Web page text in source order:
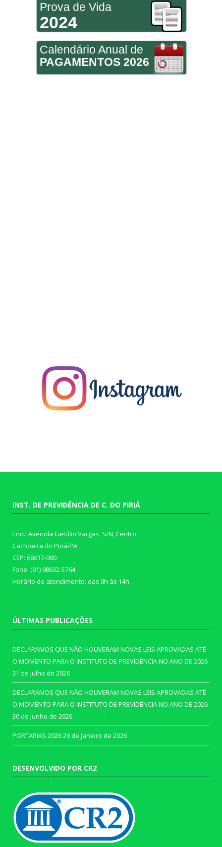
Prova de Vida
2024
Calendário Anual de
PAGAMENTOS 2026
INST. DE PREVIDÊNCIA DE C. DO PIRIÁ
End.: Avenida Getúlio Vargas, S/N, Centro
Cachoeira do Piriá-PA
CEP: 68617-000
Fone: (91) 98632-5764
Horário de atendimento: das 8h às 14h
ÚLTIMAS PUBLICAÇÕES
DECLARAMOS QUE NÃO HOUVERAM NOVAS LEIS APROVADAS ATÉ
O MOMENTO PARA O INSTITUTO DE PREVIDÊNCIA NO ANO DE 2026
31 de julho de 2026
DECLARAMOS QUE NÃO HOUVERAM NOVAS LEIS APROVADAS ATÉ
O MOMENTO PARA O INSTITUTO DE PREVIDÊNCIA NO ANO DE 2026
30 de junho de 2026
PORTARIAS 202626 de janeiro de 2026
DESENVOLVIDO POR CR2